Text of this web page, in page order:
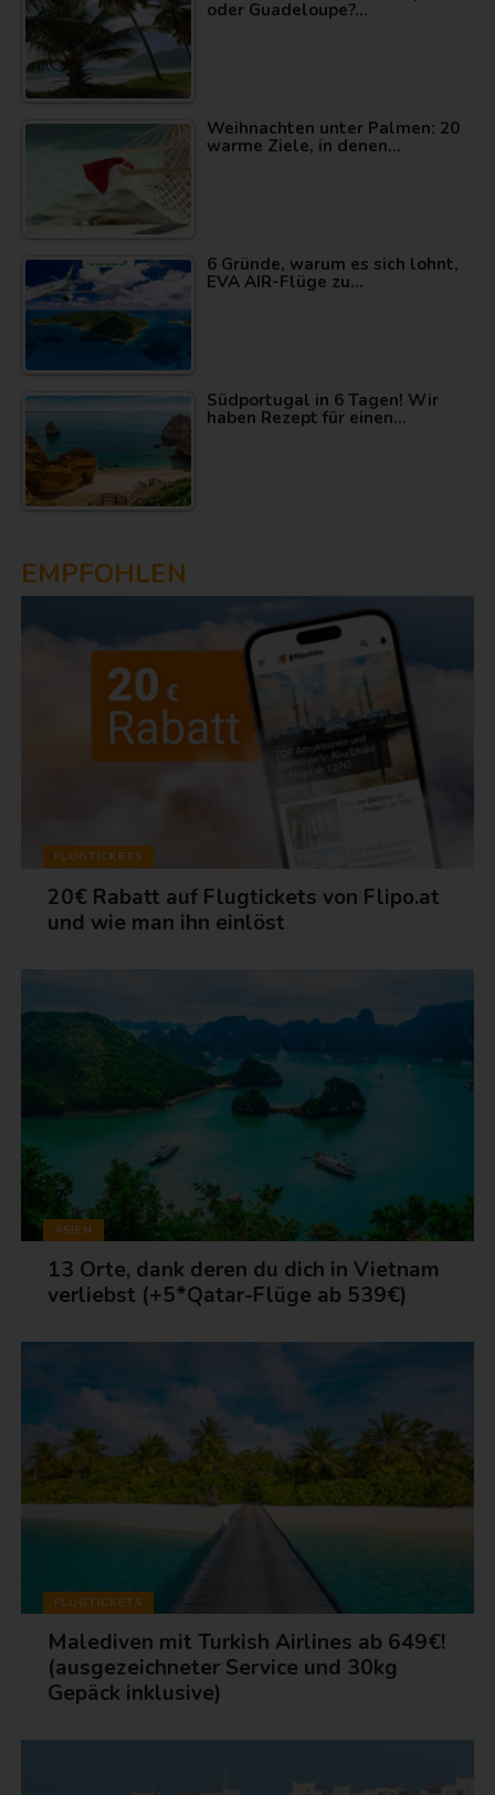
oder Guadeloupe?…
Weihnachten unter Palmen: 20
warme Ziele, in denen…
6 Gründe, warum es sich lohnt,
EVA AIR-Flüge zu…
Südportugal in 6 Tagen! Wir
haben Rezept für einen…
EMPFOHLEN
FLUGTICKETS
20€ Rabatt auf Flugtickets von Flipo.at
und wie man ihn einlöst
ASIEN
13 Orte, dank deren du dich in Vietnam
verliebst (+5*Qatar-Flüge ab 539€)
FLUGTICKETS
Malediven mit Turkish Airlines ab 649€!
(ausgezeichneter Service und 30kg
Gepäck inklusive)